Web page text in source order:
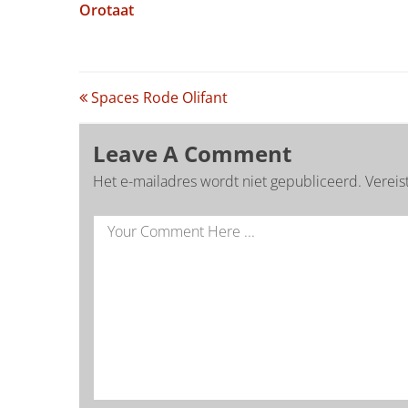
Orotaat
Post
navigation
Spaces Rode Olifant
Leave A Comment
Het e-mailadres wordt niet gepubliceerd.